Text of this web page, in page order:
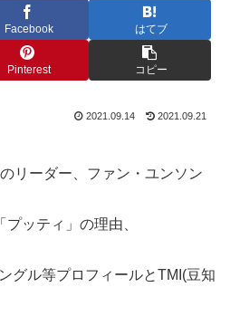
Facebook はてブ
Pinterest コピー
2021.09.14 2021.09.21
リーダー、ファン・ユンソン
ッティ」の理由、
グル等プロフィールとTMI(豆知